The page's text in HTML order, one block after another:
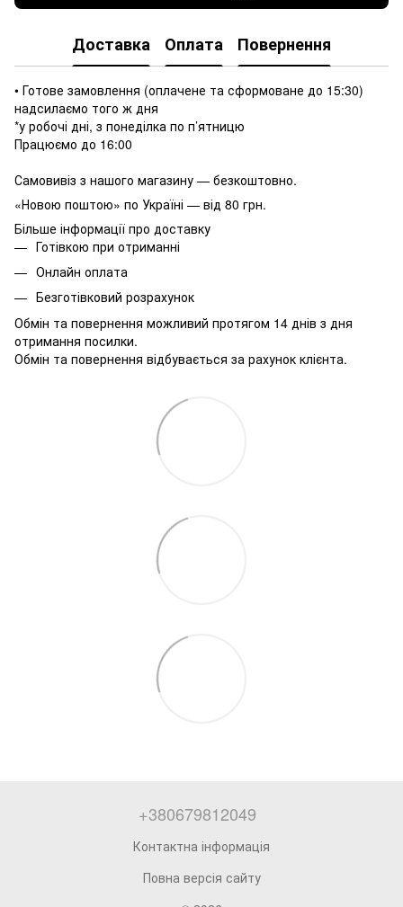
Доставка Оплата Повернення
• Готове замовлення (оплачене та сформоване до 15:30)
надсилаємо того ж дня
*у робочі дні, з понеділка по п’ятницю
Працюємо до 16:00
Самовивіз з нашого магазину — безкоштовно.
«Новою поштою» по Україні — від 80 грн.
Більше інформації про доставку
Готівкою при отриманні
Онлайн оплата
Безготівковий розрахунок
Обмін та повернення можливий протягом 14 днів з дня
отримання посилки.
Обмін та повернення відбувається за рахунок клієнта.
+380679812049
Контактна інформація
Повна версія сайту